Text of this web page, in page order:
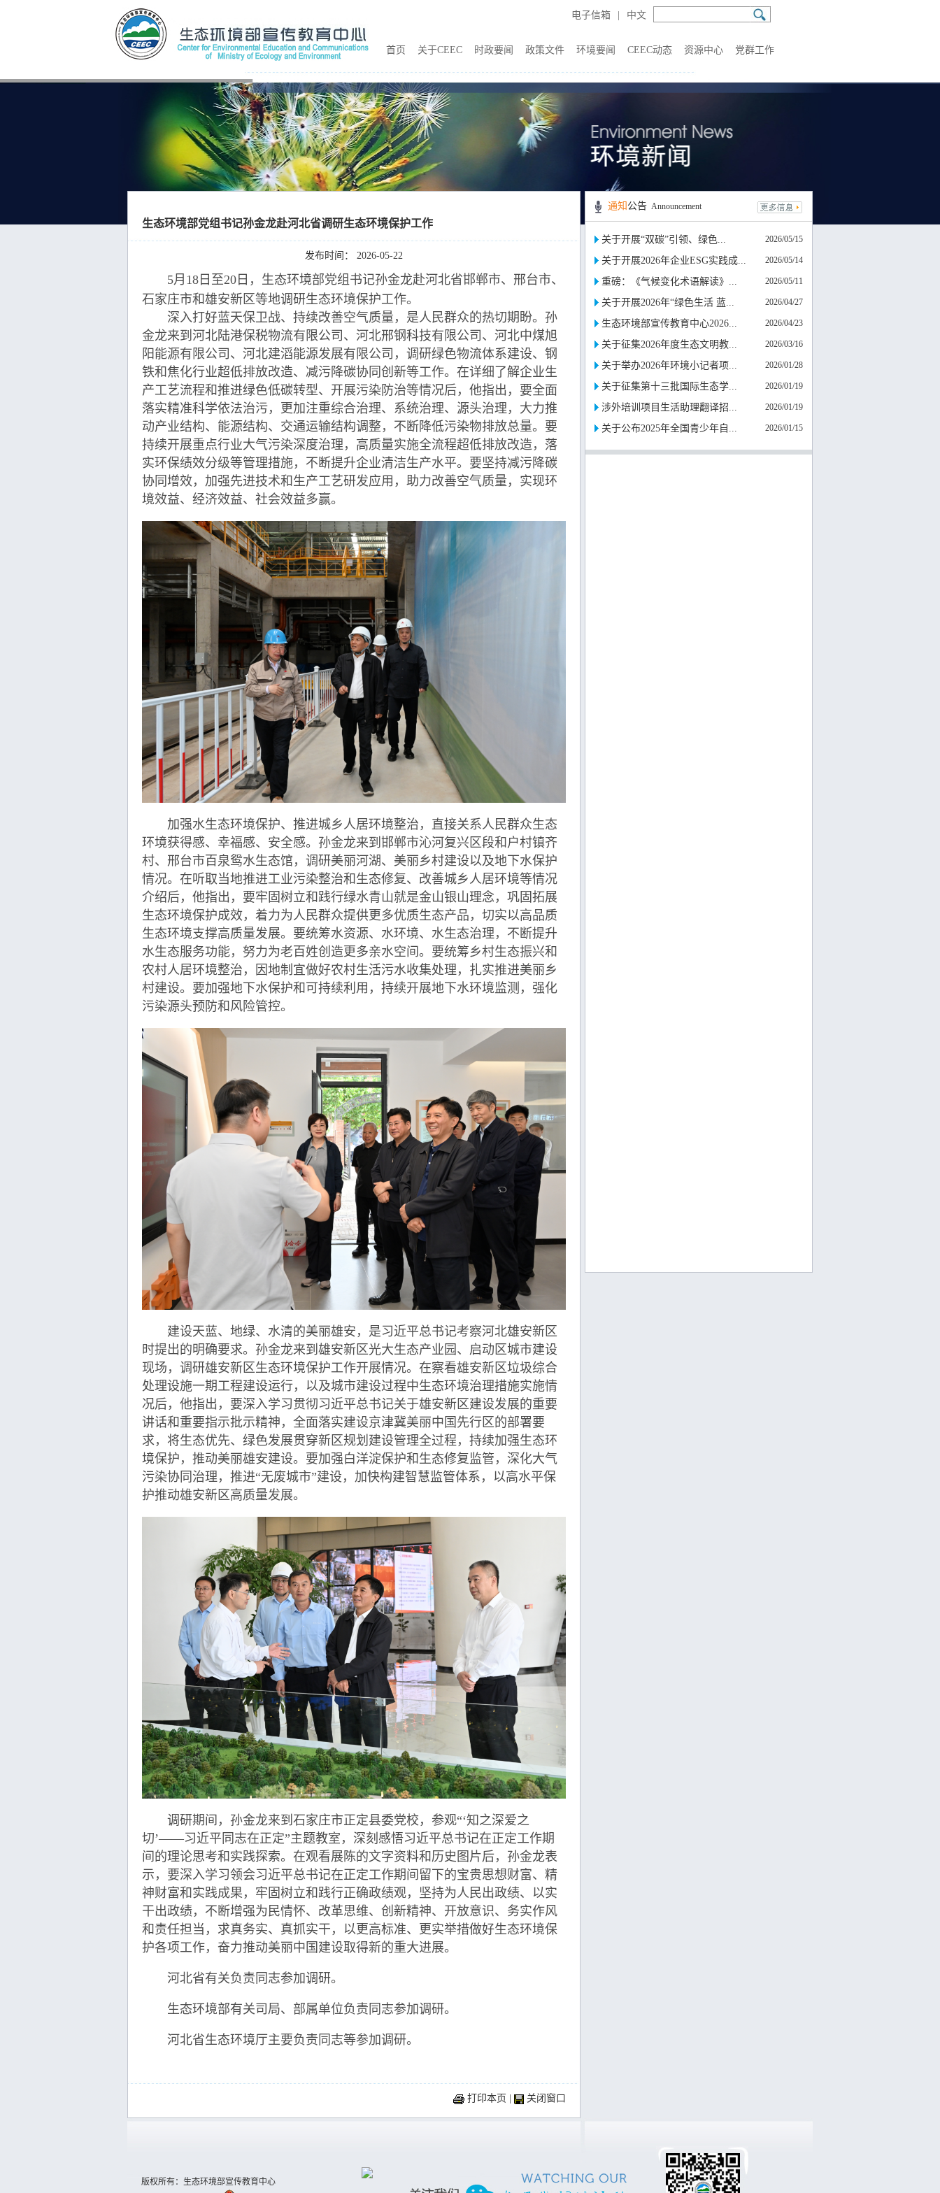
电子信箱 中文
首页 关于CEEC 时政要闻 政策文件 环境要闻 CEEC动态 资源中心 党群工作
生态环境部党组书记孙金龙赴河北省调研生态环境保护工作
发布时间： 2026-05-22
5月18日至20日，生态环境部党组书记孙金龙赴河北省邯郸市、邢台市、
石家庄市和雄安新区等地调研生态环境保护工作。
深入打好蓝天保卫战、持续改善空气质量，是人民群众的热切期盼。孙
金龙来到河北陆港保税物流有限公司、河北邢钢科技有限公司、河北中煤旭
阳能源有限公司、河北建滔能源发展有限公司，调研绿色物流体系建设、钢
铁和焦化行业超低排放改造、减污降碳协同创新等工作。在详细了解企业生
产工艺流程和推进绿色低碳转型、开展污染防治等情况后，他指出，要全面
落实精准科学依法治污，更加注重综合治理、系统治理、源头治理，大力推
动产业结构、能源结构、交通运输结构调整，不断降低污染物排放总量。要
持续开展重点行业大气污染深度治理，高质量实施全流程超低排放改造，落
实环保绩效分级等管理措施，不断提升企业清洁生产水平。要坚持减污降碳
协同增效，加强先进技术和生产工艺研发应用，助力改善空气质量，实现环
境效益、经济效益、社会效益多赢。
加强水生态环境保护、推进城乡人居环境整治，直接关系人民群众生态
环境获得感、幸福感、安全感。孙金龙来到邯郸市沁河复兴区段和户村镇齐
村、邢台市百泉鸳水生态馆，调研美丽河湖、美丽乡村建设以及地下水保护
情况。在听取当地推进工业污染整治和生态修复、改善城乡人居环境等情况
介绍后，他指出，要牢固树立和践行绿水青山就是金山银山理念，巩固拓展
生态环境保护成效，着力为人民群众提供更多优质生态产品，切实以高品质
生态环境支撑高质量发展。要统筹水资源、水环境、水生态治理，不断提升
水生态服务功能，努力为老百姓创造更多亲水空间。要统筹乡村生态振兴和
农村人居环境整治，因地制宜做好农村生活污水收集处理，扎实推进美丽乡
村建设。要加强地下水保护和可持续利用，持续开展地下水环境监测，强化
污染源头预防和风险管控。
建设天蓝、地绿、水清的美丽雄安，是习近平总书记考察河北雄安新区
时提出的明确要求。孙金龙来到雄安新区光大生态产业园、启动区城市建设
现场，调研雄安新区生态环境保护工作开展情况。在察看雄安新区垃圾综合
处理设施一期工程建设运行，以及城市建设过程中生态环境治理措施实施情
况后，他指出，要深入学习贯彻习近平总书记关于雄安新区建设发展的重要
讲话和重要指示批示精神，全面落实建设京津冀美丽中国先行区的部署要
求，将生态优先、绿色发展贯穿新区规划建设管理全过程，持续加强生态环
境保护，推动美丽雄安建设。要加强白洋淀保护和生态修复监管，深化大气
污染协同治理，推进“无废城市”建设，加快构建智慧监管体系，以高水平保
护推动雄安新区高质量发展。
调研期间，孙金龙来到石家庄市正定县委党校，参观“‘知之深爱之
切’——习近平同志在正定”主题教室，深刻感悟习近平总书记在正定工作期
间的理论思考和实践探索。在观看展陈的文字资料和历史图片后，孙金龙表
示，要深入学习领会习近平总书记在正定工作期间留下的宝贵思想财富、精
神财富和实践成果，牢固树立和践行正确政绩观，坚持为人民出政绩、以实
干出政绩，不断增强为民情怀、改革思维、创新精神、开放意识、务实作风
和责任担当，求真务实、真抓实干，以更高标准、更实举措做好生态环境保
护各项工作，奋力推动美丽中国建设取得新的重大进展。
河北省有关负责同志参加调研。
生态环境部有关司局、部属单位负责同志参加调研。
河北省生态环境厅主要负责同志等参加调研。
打印本页 关闭窗口
通知 公告 Announcement
2026/05/15
关于开展“双碳”引领、绿色...
2026/05/14
关于开展2026年企业ESG实践成...
2026/05/11
重磅：《气候变化术语解读》...
2026/04/27
关于开展2026年“绿色生活 蓝...
2026/04/23
生态环境部宣传教育中心2026...
2026/03/16
关于征集2026年度生态文明教...
2026/01/28
关于举办2026年环境小记者项...
2026/01/19
关于征集第十三批国际生态学...
2026/01/19
涉外培训项目生活助理翻译招...
2026/01/15
关于公布2025年全国青少年自...
版权所有：生态环境部宣传教育中心